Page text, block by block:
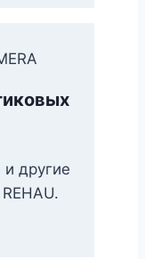
другие